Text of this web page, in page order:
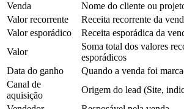
Venda
Nome do cliente ou
Valor recorrente
Receita recorrente da
Valor esporádico
Receita esporádica da
Valor
Soma total dos valores
esporádicos
Data do ganho
Quando a venda foi
Canal de
aquisição
Origem do lead (Site,